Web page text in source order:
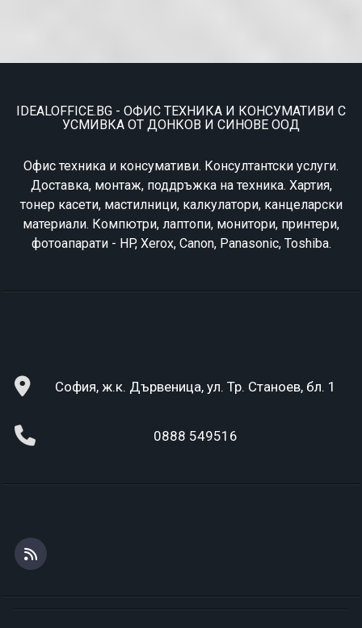
IDEALOFFICE.BG - ОФИС ТЕХНИКА И КОНСУМАТИВИ С
УСМИВКА ОТ ДОНКОВ И СИНОВЕ ООД
Офис техника и консумативи. Консултантски услуги.
Доставка, монтаж, поддръжка на техника. Хартия,
тонер касети, мастилници, калкулатори, канцеларски
материали. Компютри, лаптопи, монитори, принтери,
фотоапарати - HP, Xerox, Canon, Panasonic, Toshiba.
София, ж.к. Дървеница, ул. Тр. Станоев, бл. 1
0888 549516